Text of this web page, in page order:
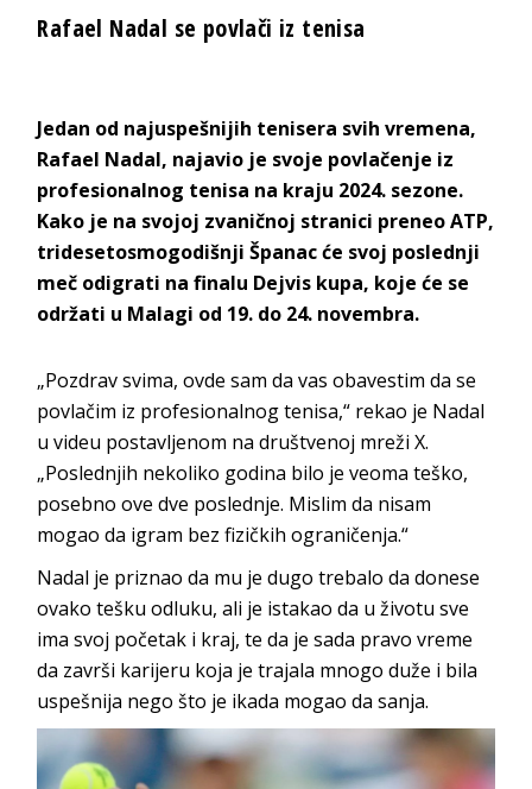
Rafael Nadal se povlači iz tenisa
Jedan od najuspešnijih tenisera svih vremena,
Rafael Nadal, najavio je svoje povlačenje iz
profesionalnog tenisa na kraju 2024. sezone.
Kako je na svojoj zvaničnoj stranici preneo ATP,
tridesetosmogodišnji Španac će svoj poslednji
meč odigrati na finalu Dejvis kupa, koje će se
održati u Malagi od 19. do 24. novembra.
„Pozdrav svima, ovde sam da vas obavestim da se
povlačim iz profesionalnog tenisa,“ rekao je Nadal
u videu postavljenom na društvenoj mreži X.
„Poslednjih nekoliko godina bilo je veoma teško,
posebno ove dve poslednje. Mislim da nisam
mogao da igram bez fizičkih ograničenja.“
Nadal je priznao da mu je dugo trebalo da donese
ovako tešku odluku, ali je istakao da u životu sve
ima svoj početak i kraj, te da je sada pravo vreme
da završi karijeru koja je trajala mnogo duže i bila
uspešnija nego što je ikada mogao da sanja.